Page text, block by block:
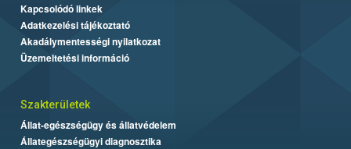
Kapcsolódó linkek
Adatkezelési tájékoztató
Akadálymentességi nyilatkozat
Üzemeltetési információ
Szakterületek
Állat-egészségügy és állatvédelem
Állategészségügyi diagnosztika